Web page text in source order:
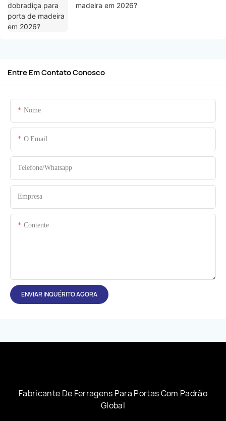
madeira em 2026?
Entre Em Contato Conosco
Nome
O Email
Telefone/whatsapp
Empresa
Contente
ENVIAR INQUÉRITO AGORA
Fabricante De Ferragens Para Portas Com Padrão
Global